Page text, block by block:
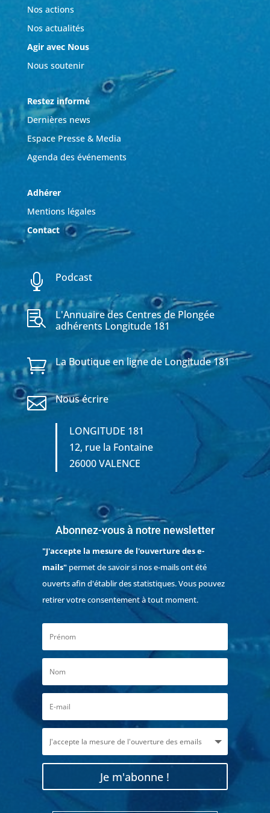
Nos actions
Nos actualités
Agir avec Nous
Nous soutenir
Restez informé
Dernières news
Espace Presse & Media
Agenda des événements
Adhérer
Mentions légales
Contact
 Podcast

L'Annuaire des Centres de Plongée
adhérents Longitude 181
 La Boutique en ligne de Longitude 181
 Nous écrire
LONGITUDE 181
12, rue la Fontaine
26000 VALENCE
Abonnez-vous à notre newsletter
"J'accepte la mesure de l'ouverture des e-
mails"permet de savoir si nos e-mails ont été
ouverts afin d'établir des statistiques. Vous pouvez
retirer votre consentement à tout moment.
Je m'abonne !